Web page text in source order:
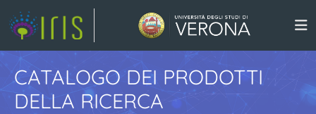
CATALOGO DEI PRODOTTI
DELLA RICERCA